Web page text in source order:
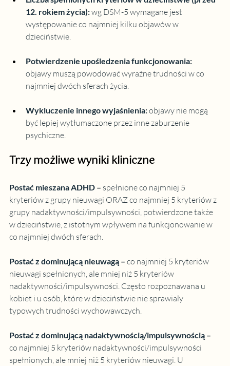
12. rokiem życia): wg DSM-5 wymagane jest
występowanie co najmniej kilku objawów w
dzieciństwie.
Potwierdzenie upośledzenia funkcjonowania:
objawy muszą powodować wyraźne trudności w co
najmniej dwóch sferach życia.
Wykluczenie innego wyjaśnienia: objawy nie mogą
być lepiej wytłumaczone przez inne zaburzenie
psychiczne.
Trzy możliwe wyniki kliniczne
Postać mieszana ADHD – spełnione co najmniej 5
kryteriów z grupy nieuwagi ORAZ co najmniej 5 kryteriów z
grupy nadaktywności/impulsywności, potwierdzone także
w dzieciństwie, z istotnym wpływem na funkcjonowanie w
co najmniej dwóch sferach.
Postać z dominującą nieuwagą – co najmniej 5 kryteriów
nieuwagi spełnionych, ale mniej niż 5 kryteriów
nadaktywności/impulsywności. Często rozpoznawana u
kobiet i u osób, które w dzieciństwie nie sprawialy
typowych trudności wychowawczych.
Postać z dominującą nadaktywnością/impulsywnością –
co najmniej 5 kryteriów nadaktywności/impulsywności
spełnionych, ale mniej niż 5 kryteriów nieuwagi. U